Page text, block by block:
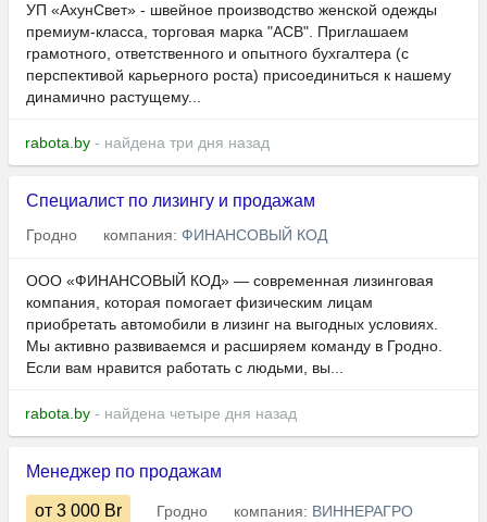
УП «АхунСвет» - швейное производство женской одежды
премиум-класса, торговая марка "АСВ". Приглашаем
грамотного, ответственного и опытного бухгалтера (с
перспективой карьерного роста) присоединиться к нашему
динамично растущему...
rabota.by - найдена три дня назад
Специалист по лизингу и продажам
Гродно компания: ФИНАНСОВЫЙ КОД
ООО «ФИНАНСОВЫЙ КОД» — современная лизинговая
компания, которая помогает физическим лицам
приобретать автомобили в лизинг на выгодных условиях.
Мы активно развиваемся и расширяем команду в Гродно.
Если вам нравится работать с людьми, вы...
rabota.by - найдена четыре дня назад
Менеджер по продажам
от 3 000 Br Гродно компания: ВИННЕРАГРО